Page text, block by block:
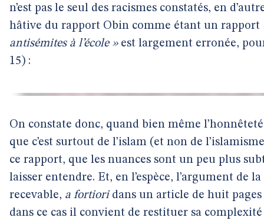
n’est pas le seul des racismes constatés, en
hâtive du rapport Obin comme étant un rapport
antisémites à l’école »est largement erronée,
15) :
On constate donc, quand bien même
que c’est surtout de l’islam (et non de
ce rapport, que les nuances sont un peu plus
laisser entendre. Et, en l’espèce, l’argument de la
recevable, a fortioridans un article de huit
dans ce cas il convient de restituer sa complexité